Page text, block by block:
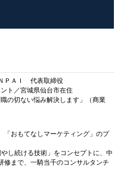
ＰＡＩ 代表取締役
ト／宮城県仙台市在住
の切ない悩み解決します」（商業
「おもてなしマーケティング」のプ
し続ける技術」をコンセプトに、中
修まで、一騎当千のコンサルタンチ